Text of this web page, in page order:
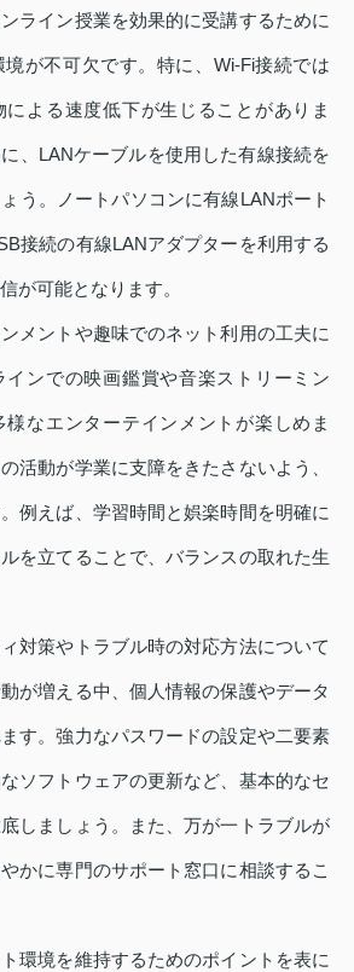
ライン授業を効果的に受講するために
が不可欠です。特に、Wi-Fi接続では
よる速度低下が生じることがありま
、LANケーブルを使用した有線接続を
う。ノートパソコンに有線LANポート
接続の有線LANアダプターを利用する
が可能となります。
メントや趣味でのネット利用の工夫に
ンでの映画鑑賞や音楽ストリーミン
なエンターテインメントが楽しめま
活動が学業に支障をきたさないよう、
例えば、学習時間と娯楽時間を明確に
を立てることで、バランスの取れた生
対策やトラブル時の対応方法について
が増える中、個人情報の保護やデータ
す。強力なパスワードの設定や二要素
ソフトウェアの更新など、基本的なセ
しましょう。また、万が一トラブルが
かに専門のサポート窓口に相談するこ
環境を維持するためのポイントを表に